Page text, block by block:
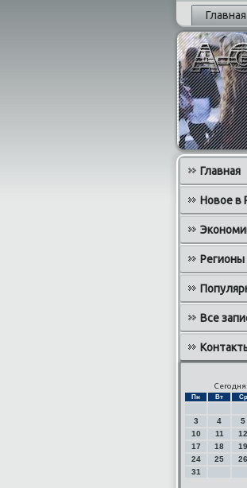
Главная
Главная
Новое в
Регионы
Все
Пн Вт Ср
3
4 5
10
11 12
17
18 19
24
25 26
31